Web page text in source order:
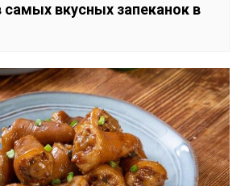
самых вкусных запеканок в